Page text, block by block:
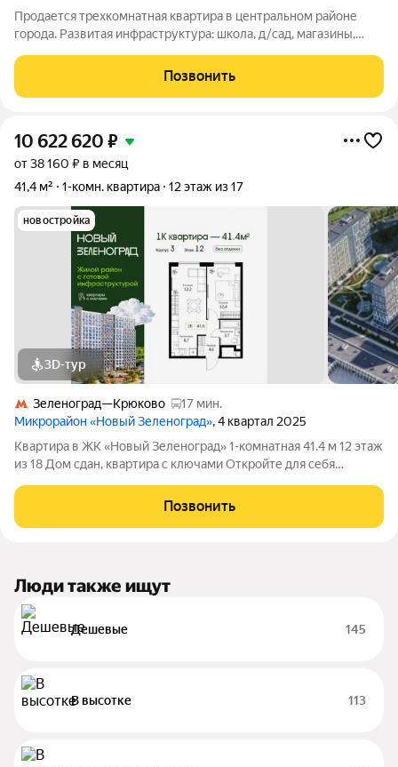
Продается трехкомнатная квартира в центральном районе
города. Развитая инфраструктура: школа, д/cад, магазины,
дом 1936 года постройки. Сталинка. Высокие потолки 3,5 м.
Общая площадь 67
Позвонить
10 622 620 ₽
от 38 160 ₽ в месяц
41,4 м²
1-комн. квартира 12 этаж из 17
новостройка
3D-тур
Зеленоград—Крюково
17 мин.
Микрорайон «Новый Зеленоград», 4 квартал 2025
Квартира в ЖК «Новый Зеленоград» 1-комнатная 41.4 м 12 этаж
из 18 Дом сдан, квартира с ключами Откройте для себя
Зеленоград» в окружении лесов и водоемов всего в 500
метрах от Зеленограда.
Позвонить
Люди также ищут
Дешевые 145
В высотке 113